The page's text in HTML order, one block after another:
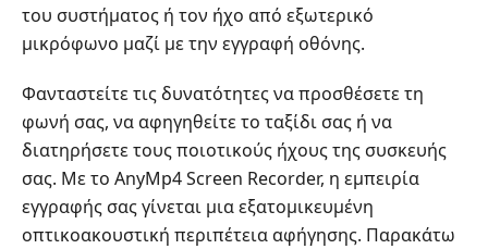
του συστήματος ή τον ήχο από εξωτερικό
μικρόφωνο μαζί με την εγγραφή οθόνης.
Φανταστείτε τις δυνατότητες να προσθέσετε τη
φωνή σας, να αφηγηθείτε το ταξίδι σας ή να
διατηρήσετε τους ποιοτικούς ήχους της συσκευής
σας. Με το AnyMp4 Screen Recorder, η εμπειρία
εγγραφής σας γίνεται μια εξατομικευμένη
οπτικοακουστική περιπέτεια αφήγησης. Παρακάτω